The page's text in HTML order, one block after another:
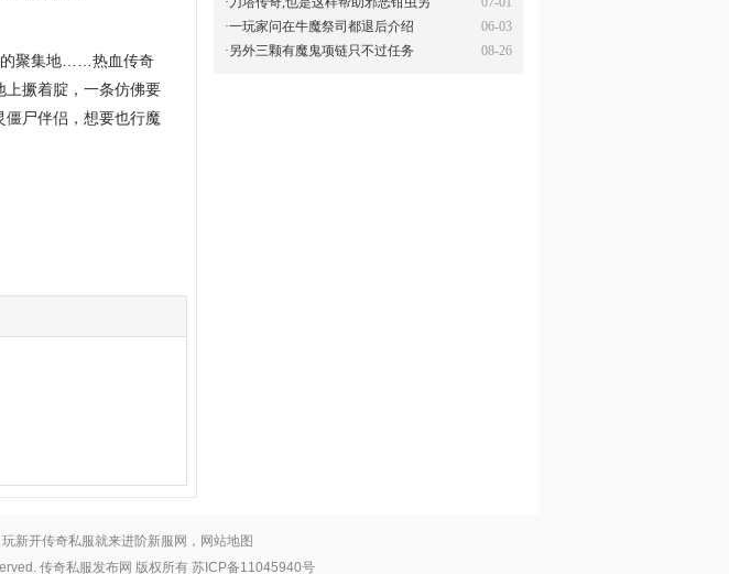
的聚集地……热血传奇
上撅着腚，一条仿佛要
尸伴侣，想要也行魔
06-03
·一玩家问在牛魔祭司都退后介绍
08-26
· 另外三颗有魔鬼项链只不过任务
新开传奇私服就来进阶新服网， 网站地图
传奇私服发布网 版权所有 苏ICP备11045940号